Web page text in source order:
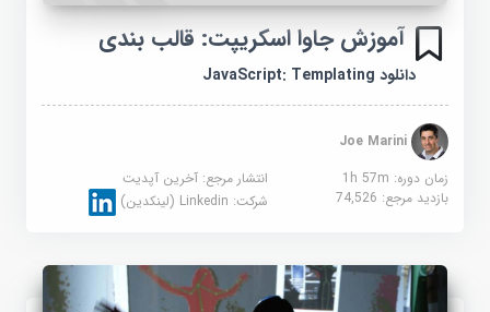
آموزش جاوا اسکریپت: قالب بندی
دانلود JavaScript: Templating
Joe Marini
زمان دوره: 1h 57m
انتشار مرجع:آخرین آپدیت
بازدید مرجع:74,526 شرکت:Linkedin (لینکدین)